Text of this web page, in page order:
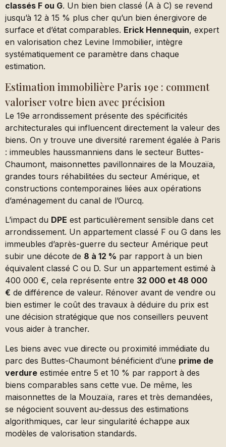
classés F ou G. Un bien bien classé (A à C) se revend
jusqu’à 12 à 15 % plus cher qu’un bien énergivore de
surface et d’état comparables. Erick Hennequin, expert
en valorisation chez Levine Immobilier, intègre
systématiquement ce paramètre dans chaque
estimation.
Estimation immobilière Paris 19e : comment
valoriser votre bien avec précision
Le 19e arrondissement présente des spécificités
architecturales qui influencent directement la valeur des
biens. On y trouve une diversité rarement égalée à Paris
: immeubles haussmanniens dans le secteur Buttes-
Chaumont, maisonnettes pavillonnaires de la Mouzaïa,
grandes tours réhabilitées du secteur Amérique, et
constructions contemporaines liées aux opérations
d’aménagement du canal de l’Ourcq.
L’impact du DPE est particulièrement sensible dans cet
arrondissement. Un appartement classé F ou G dans les
immeubles d’après-guerre du secteur Amérique peut
subir une décote de 8 à 12 % par rapport à un bien
équivalent classé C ou D. Sur un appartement estimé à
400 000 €, cela représente entre 32 000 et 48 000
€ de différence de valeur. Rénover avant de vendre ou
bien estimer le coût des travaux à déduire du prix est
une décision stratégique que nos conseillers peuvent
vous aider à trancher.
Les biens avec vue directe ou proximité immédiate du
parc des Buttes-Chaumont bénéficient d’une prime de
verdure estimée entre 5 et 10 % par rapport à des
biens comparables sans cette vue. De même, les
maisonnettes de la Mouzaïa, rares et très demandées,
se négocient souvent au-dessus des estimations
algorithmiques, car leur singularité échappe aux
modèles de valorisation standards.